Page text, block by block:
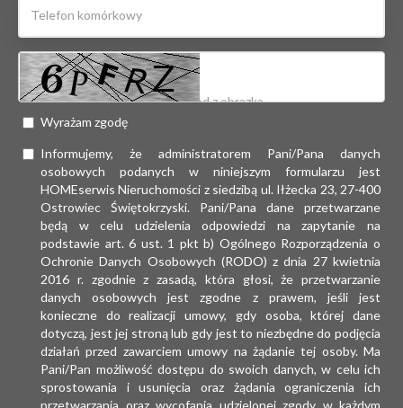
Wyrażam zgodę
Informujemy, że administratorem Pani/Pana danych
osobowych podanych w niniejszym formularzu jest
HOMEserwis Nieruchomości z siedzibą ul. Iłżecka 23, 27-400
Ostrowiec Świętokrzyski. Pani/Pana dane przetwarzane
będą w celu udzielenia odpowiedzi na zapytanie na
podstawie art. 6 ust. 1 pkt b) Ogólnego Rozporządzenia o
Ochronie Danych Osobowych (RODO) z dnia 27 kwietnia
2016 r. zgodnie z zasadą, która głosi, że przetwarzanie
danych osobowych jest zgodne z prawem, jeśli jest
konieczne do realizacji umowy, gdy osoba, której dane
dotyczą, jest jej stroną lub gdy jest to niezbędne do podjęcia
działań przed zawarciem umowy na żądanie tej osoby. Ma
Pani/Pan możliwość dostępu do swoich danych, w celu ich
sprostowania i usunięcia oraz żądania ograniczenia ich
przetwarzania oraz wycofania udzielonej zgody w każdym